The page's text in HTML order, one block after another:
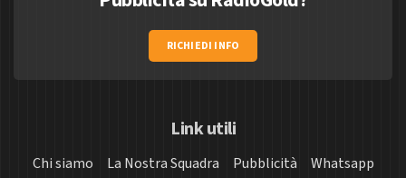
RICHIEDI INFO
Link utili
Chi siamo La Nostra Squadra Pubblicità
Whatsapp